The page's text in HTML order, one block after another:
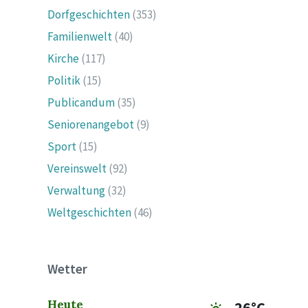
Dorfgeschichten(353)
Familienwelt(40)
Kirche(117)
Politik(15)
Publicandum(35)
Seniorenangebot(9)
Sport(15)
Vereinswelt(92)
Verwaltung(32)
Weltgeschichten(46)
Wetter
Heute